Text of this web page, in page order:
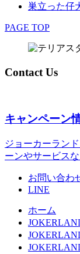
巣立った仔
PAGE TOP
Contact Us
キャンペーン
ジョーカーラン
ーンやサービス
お問い合わ
LINE
ホーム